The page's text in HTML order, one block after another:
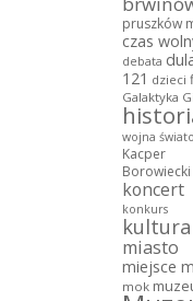
pruszków
czas
debata
121 dzieci
Galaktyka
wojna
Kacper
Borowiecki
koncert
konkurs
kultura
miasto
miejsce
mok